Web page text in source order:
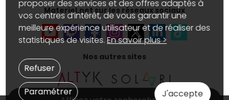
Materiel.net sur les réseaux sociaux
Nos autres sites
proposer des services et des offres adaptés à
vos centres d’intérêt, de vous garantir une
meilleure expérience utilisateur et de réaliser des
statistiques de visites.En savoir plus >
J'accepte
Paramétrer
Refuser